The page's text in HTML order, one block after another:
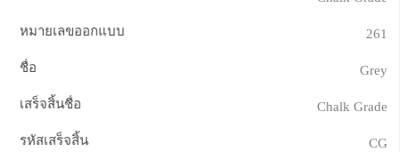
หมายเลขออกแบบ 261
ชื่อ Grey
เสร็จสิ้นชื่อ Chalk Grade
รหัสเสร็จสิ้น CG